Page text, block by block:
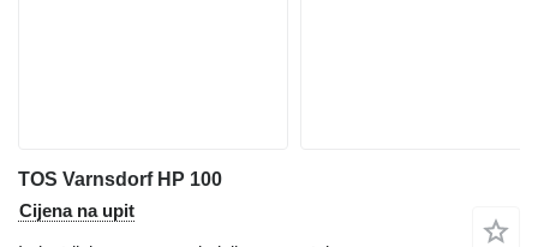
TOS Varnsdorf HP 100
Cijena na upit